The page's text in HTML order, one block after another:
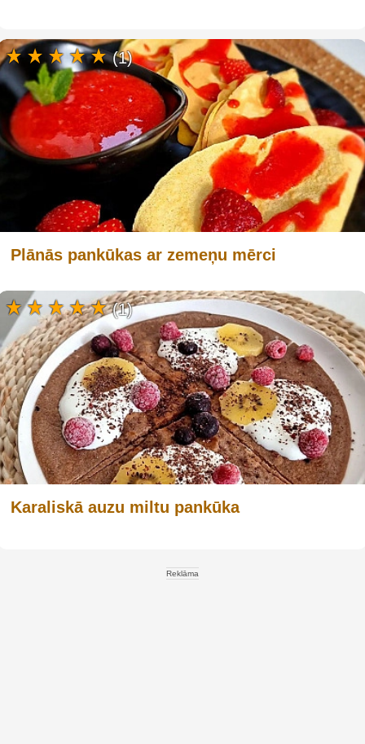
Plānās pankūkas ar zemeņu mērci
(1)
Karaliskā auzu miltu pankūka
(1)
Reklāma